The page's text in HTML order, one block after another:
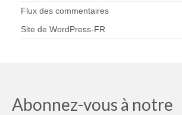
Flux des commentaires
Site de WordPress-FR
Abonnez-vous à notre